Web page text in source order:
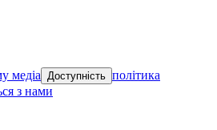
медіа Доступність політика
з нами